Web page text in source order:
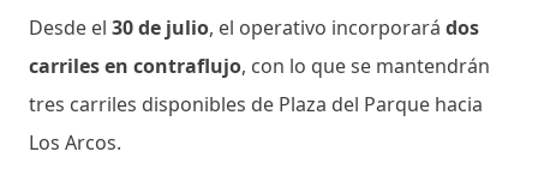
Desde el 30 de julio, el operativo incorporará dos
carriles en contraflujo, con lo que se mantendrán
tres carriles disponibles de Plaza del Parque hacia
Los Arcos.